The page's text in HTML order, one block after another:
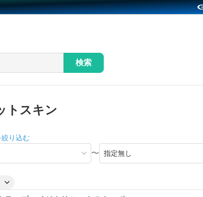
検索
トスキン
り込む
〜